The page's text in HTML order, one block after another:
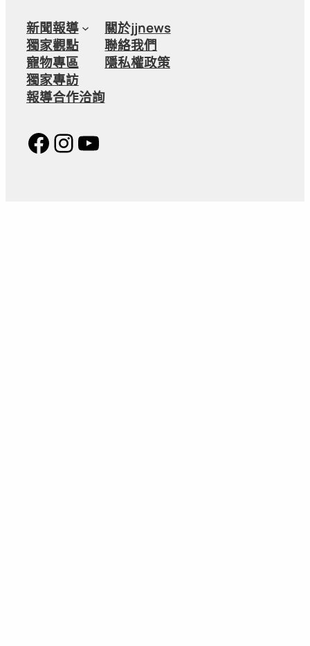
新聞報導
獨家觀點
寵物專區
獨家專訪
報導合作洽詢
關於jjnews
聯絡我們
隱私權政策
Facebook
Instagram
YouTube